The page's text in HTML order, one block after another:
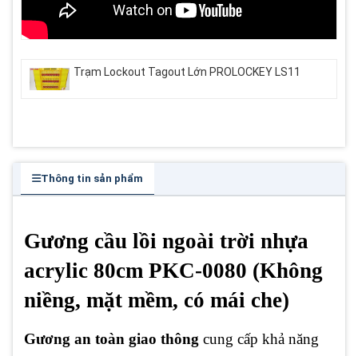
Trạm Lockout Tagout Lớn PROLOCKEY LS11
Thông tin sản phẩm
Gương cầu lồi ngoài trời nhựa
acrylic 80cm PKC-0080 (Không
niềng, mặt mềm, có mái che)
Gương an toàn giao thông cung cấp khả năng